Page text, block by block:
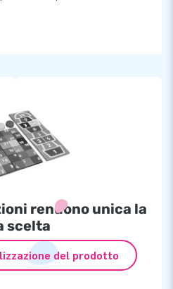
rendono unica la
scelta
del prodotto